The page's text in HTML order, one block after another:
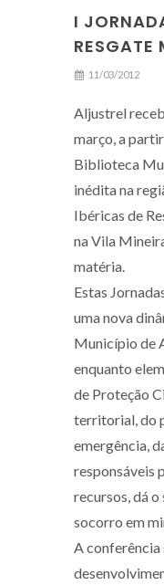
I
RESGATE
11/03/2012
Aljustrel
março, a
Biblioteca
inédita na
Ibéricas de
na Vila
matéria.
Estas
uma nova
Município de
enquanto
de Proteção
territorial, do
emergência,
responsáveis
recursos, dá
socorro em
A conferência